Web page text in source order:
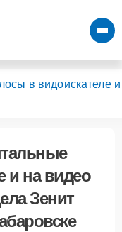
в видоискателе и
и на видео
Зенит